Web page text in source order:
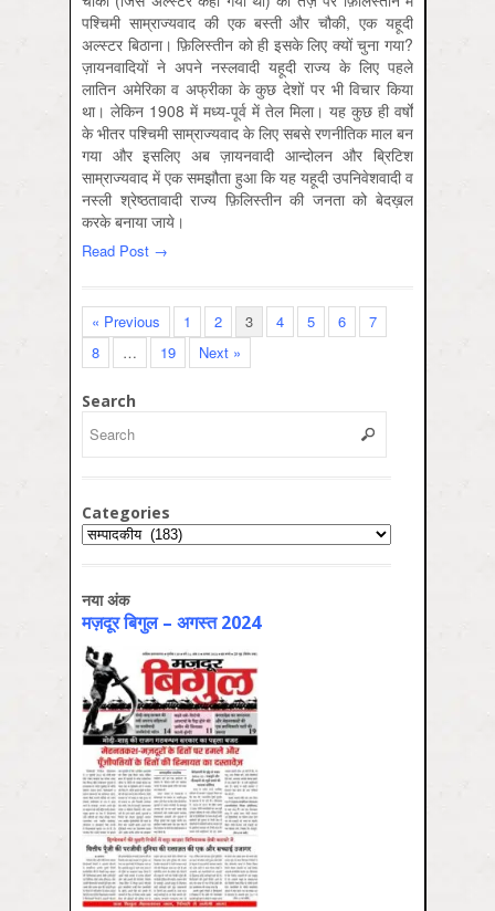
पश्चिमी साम्राज्यवाद की एक बस्ती और चौकी, एक यहूदी
अल्स्टर बिठाना। फ़िलिस्तीन को ही इसके लिए क्यों चुना गया?
ज़ायनवादियों ने अपने नस्लवादी यहूदी राज्य के लिए पहले
लातिन अमेरिका व अफ्रीका के कुछ देशों पर भी विचार किया
था। लेकिन 1908 में मध्य-पूर्व में तेल मिला। यह कुछ ही वर्षों
के भीतर पश्चिमी साम्राज्यवाद के लिए सबसे रणनीतिक माल बन
गया और इसलिए अब ज़ायनवादी आन्दोलन और ब्रिटिश
साम्राज्यवाद में एक समझौता हुआ कि यह यहूदी उपनिवेशवादी व
नस्ली श्रेष्ठतावादी राज्य फ़िलिस्तीन की जनता को बेदख़ल
करके बनाया जाये।
Read Post →
« Previous 1 2 3 4 5 6
7
8
… 19 Next »
Search
Categories
Categories
नया अंक
मज़दूर बिगुल – अगस्‍त 2024